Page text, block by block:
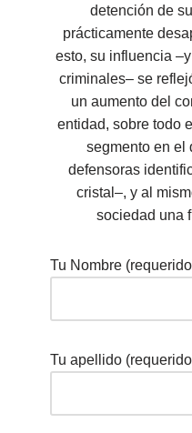
detención de
prácticamente
esto, su influencia
criminales– se
un aumento del
entidad, sobre todo
segmento en el
defensoras
cristal–, y al
sociedad una
Tu Nombre
Tu apellido